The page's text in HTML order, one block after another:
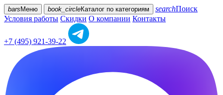
bars Меню book_circleКаталог по категориям searchПоиск
Условия работы Скидки О компании Контакты
+7 (495) 921-39-22